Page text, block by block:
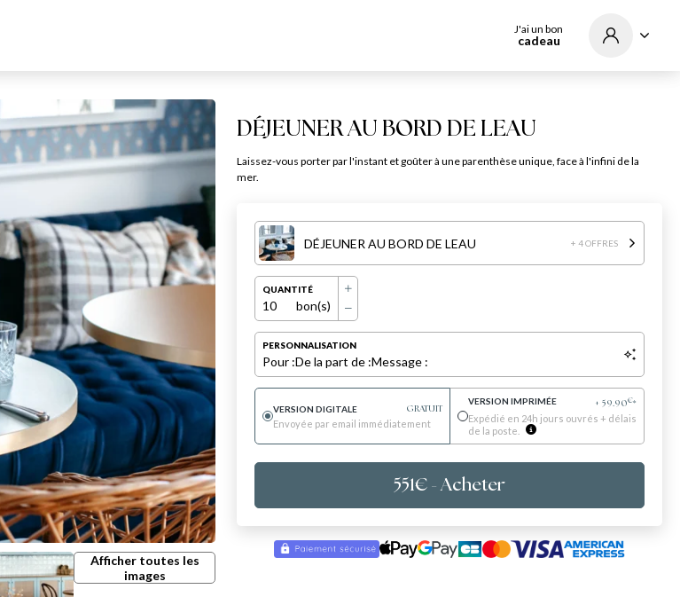
J'ai un bon
cadeau
Afficher toutes les
images
DÉJEUNER AU BORD DE LEAU
Laissez-vous porter par l'instant et goûter à une parenthèse unique, face à l'infini de la
mer.
DÉJEUNER AU BORD DE LEAU + 4 OFFRES
QUANTITÉ
10 bon(s)
PERSONNALISATION
Pour :De la part de :Message :
VERSION DIGITALE GRATUIT
Envoyée par email immédiatement
VERSION IMPRIMÉE + 59.90€*
Expédié en 24h jours ouvrés + délais
de la poste.
551€ - Acheter